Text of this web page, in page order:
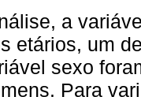
a
etários, um
sexo
Para